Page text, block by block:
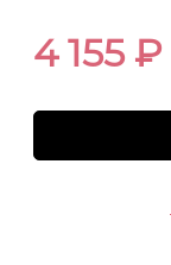
4 155 ₽